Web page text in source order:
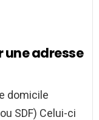
une adresse
domicile
SDF) Celui-ci